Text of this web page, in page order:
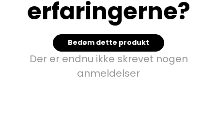
erfaringerne?
Bedøm dette produkt
Der er endnu ikke skrevet nogen
anmeldelser